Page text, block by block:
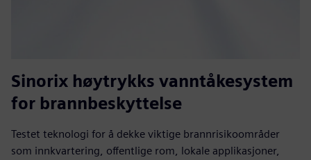
Sinorix høytrykks vanntåkesystem
for brannbeskyttelse
Testet teknologi for å dekke viktige brannrisikoområder
som innkvartering, offentlige rom, lokale applikasjoner,